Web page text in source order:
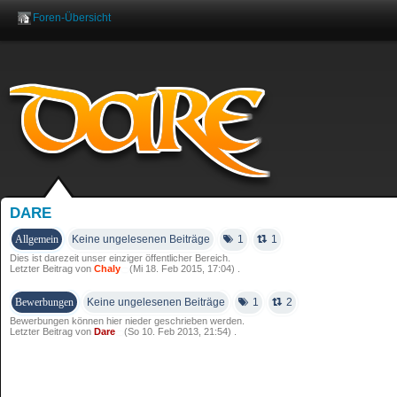
Foren-Übersicht
DARE
Allgemein Keine ungelesenen Beiträge 1 1
Dies ist darezeit unser einziger öffentlicher Bereich.
Letzter Beitrag von Chaly (Mi 18. Feb 2015, 17:04) .
Bewerbungen Keine ungelesenen Beiträge 1 2
Bewerbungen können hier nieder geschrieben werden.
Letzter Beitrag von Dare (So 10. Feb 2013, 21:54) .